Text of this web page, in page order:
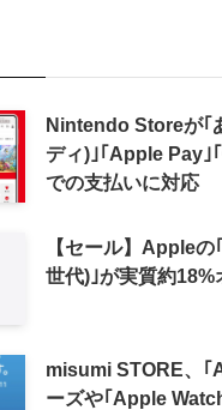
Nintendo Storeが｢
ディ)｣｢Apple Pay｣
での支払いに対応
【セール】Apple
世代)｣が実質約18%
misumi STORE、｢
ーズや｢Apple